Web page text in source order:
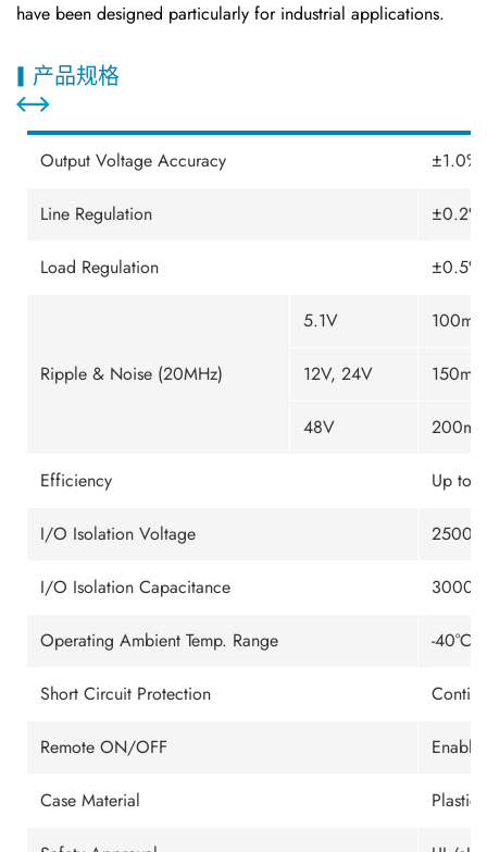
have been designed particularly for industrial applications.
产品规格
Output Voltage Accuracy ±1.0%
Line Regulation ±0.2%
Load Regulation ±0.5%
Ripple & Noise (20MHz)
5.1V
12V, 24V
48V
Efficiency Up to
I/O Isolation Voltage
I/O Isolation Capacitance
Operating Ambient Temp. Range -40°C
Short Circuit Protection
Remote ON/OFF
Case Material Plastic